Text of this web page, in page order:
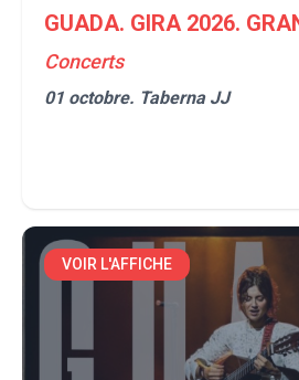
GUADA. GIRA 2026.
Concerts
01 octobre. Taberna JJ
VOIR L'AFFICHE